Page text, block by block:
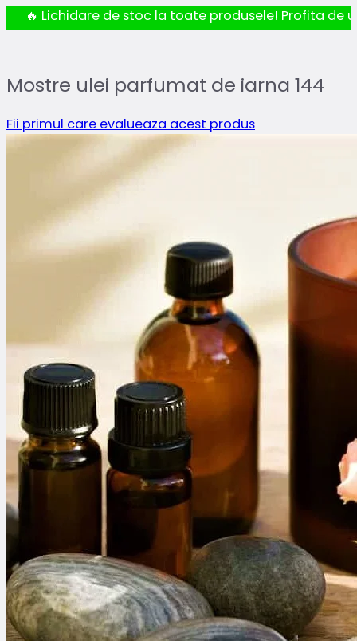
🔥 Lichidare de stoc la toate produsele! Profita de
Mostre ulei parfumat de iarna 144
Fii primul care evalueaza acest produs